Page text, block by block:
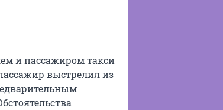
и пассажиром такси
выстрелил из